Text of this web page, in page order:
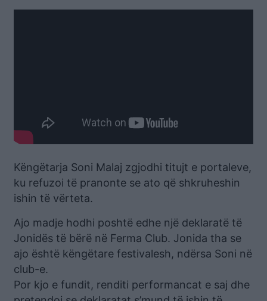
Këngëtarja Soni Malaj zgjodhi titujt e portaleve,
ku refuzoi të pranonte se ato që shkruheshin
ishin të vërteta.
Ajo madje hodhi poshtë edhe një deklaratë të
Jonidës të bërë në Ferma Club. Jonida tha se
ajo është këngëtare festivalesh, ndërsa Soni në
club-e.
Por kjo e fundit, renditi performancat e saj dhe